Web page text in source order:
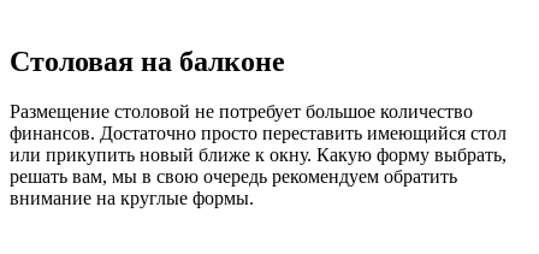
Столовая на балконе
Размещение столовой не потребует большое количество
финансов. Достаточно просто переставить имеющийся стол
или прикупить новый ближе к окну. Какую форму выбрать,
решать вам, мы в свою очередь рекомендуем обратить
внимание на круглые формы.